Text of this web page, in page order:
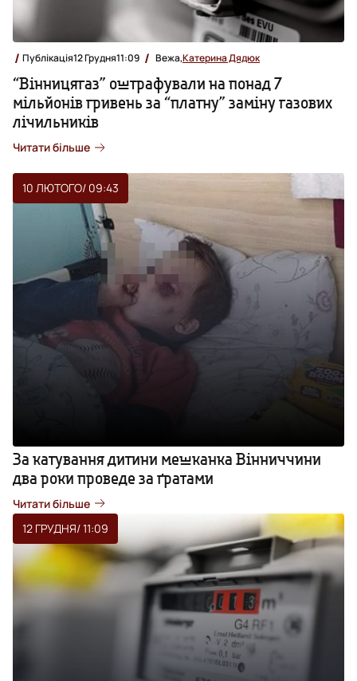
Публікація12 Грудня11:09 Вежа,Катерина Дядюк
“Вінницягаз” оштрафували на понад 7
мільйонів гривень за “платну” заміну газових
лічильників
Читати більше
10 ЛЮТОГО/ 09:43
За катування дитини мешканка Вінниччини
два роки проведе за ґратами
Читати більше
12 ГРУДНЯ/ 11:09